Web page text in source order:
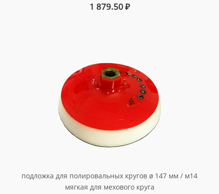
1 879.50₽
подложка для полировальных кругов ø 147 мм / м14
мягкая для мехового круга